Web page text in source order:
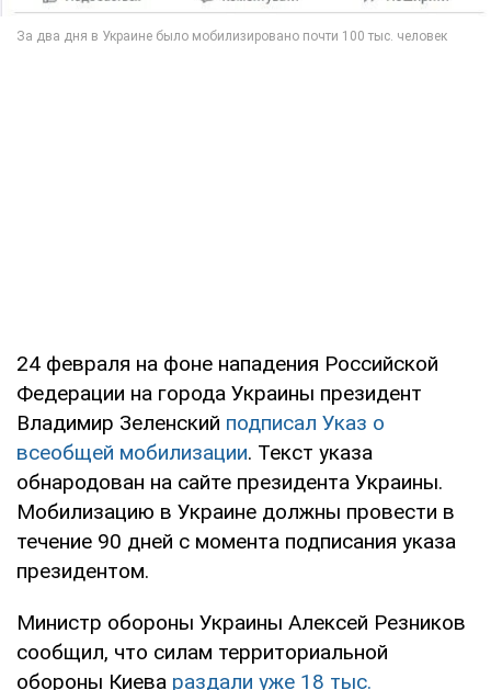
24 февраля на фоне нападения Российской
Федерации на города Украины президент
Владимир Зеленский подписал Указ о
всеобщей мобилизации. Текст указа
обнародован на сайте президента Украины.
Мобилизацию в Украине должны провести в
течение 90 дней с момента подписания указа
президентом.
Министр обороны Украины Алексей Резников
сообщил, что силам территориальной
обороны Киева раздали уже 18 тыс.